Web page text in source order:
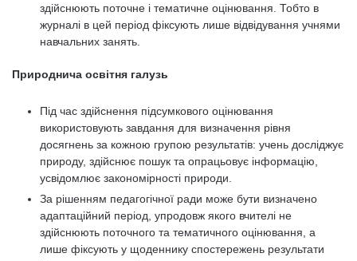
здійснюють поточне і тематичне оцінювання. Тобто в
журналі в цей період фіксують лише відвідування учнями
навчальних занять.
Природнича освітня галузь
Під час здійснення підсумкового оцінювання
використовують завдання для визначення рівня
досягнень за кожною групою результатів: учень досліджує
природу, здійснює пошук та опрацьовує інформацію,
усвідомлює закономірності природи.
За рішенням педагогічної ради може бути визначено
адаптаційний період, упродовж якого вчителі не
здійснюють поточного та тематичного оцінювання, а
лише фіксують у щоденнику спостережень результати